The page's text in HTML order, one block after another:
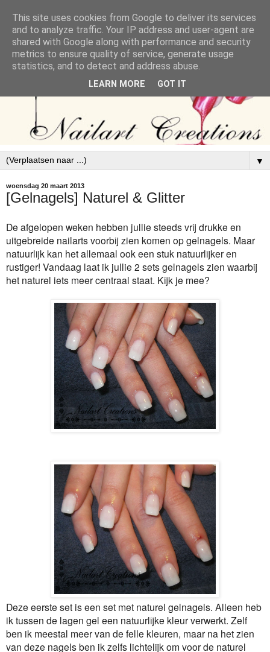
▼
woensdag 20 maart 2013
[Gelnagels] Naturel & Glitter
De afgelopen weken hebben jullie steeds vrij drukke en
uitgebreide nailarts voorbij zien komen op gelnagels. Maar
natuurlijk kan het allemaal ook een stuk natuurlijker en
rustiger! Vandaag laat ik jullie 2 sets gelnagels zien waarbij
het naturel iets meer centraal staat. Kijk je mee?
Deze eerste set is een set met naturel gelnagels. Alleen heb
ik tussen de lagen gel een natuurlijke kleur verwerkt. Zelf
ben ik meestal meer van de felle kleuren, maar na het zien
van deze nagels ben ik zelfs lichtelijk om voor de naturel
This site uses cookies from Google to deliver its services
and to analyze traffic. Your IP address and user-agent are
shared with Google along with performance and security
metrics to ensure quality of service, generate usage
statistics, and to detect and address abuse.
LEARN MORE GOT IT